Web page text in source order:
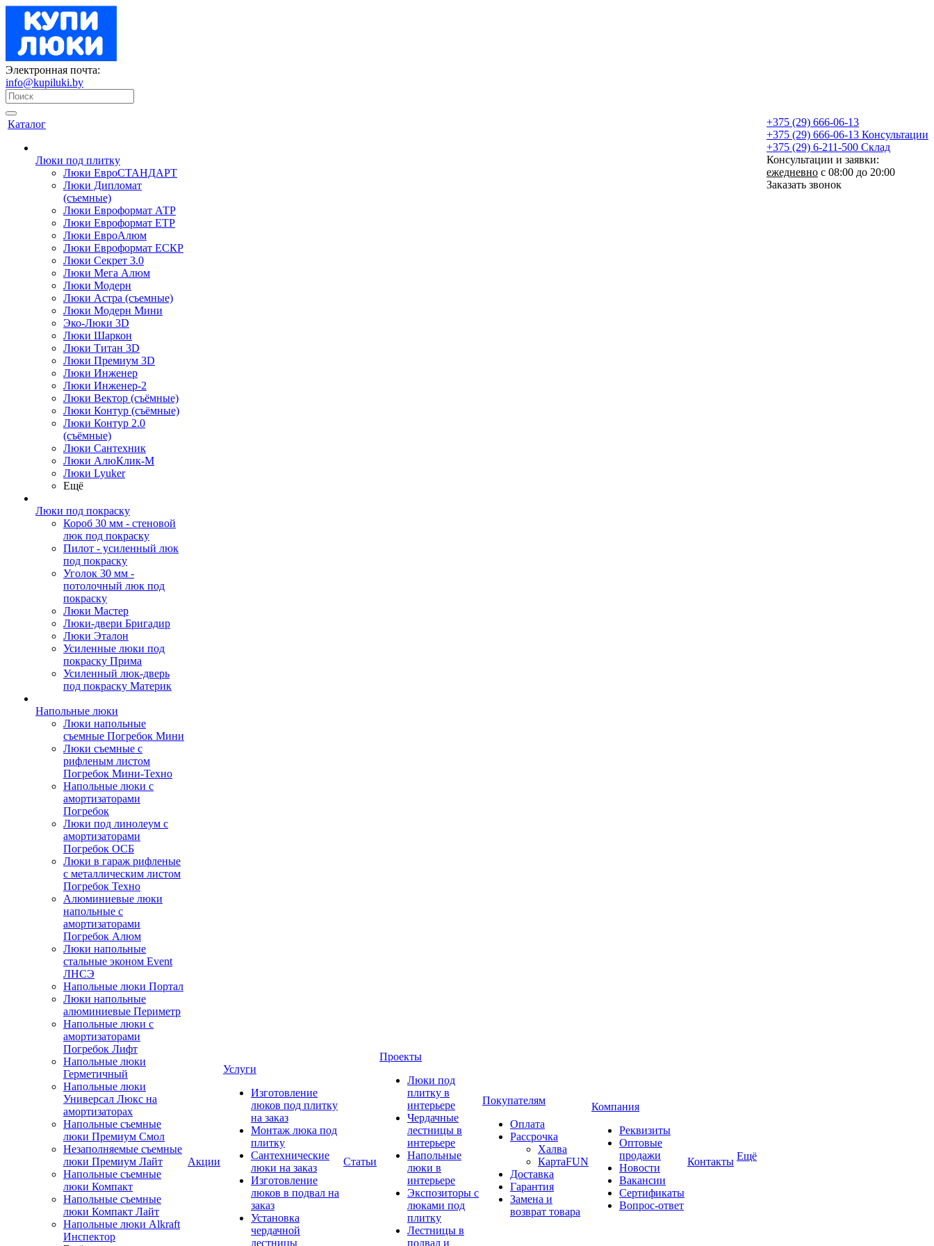
Электронная почта:
info@kupiluki.by
+375 (29) 666-06-13
+375 (29) 666-06-13 Консультации
+375 (29) 6-211-500 Склад
Консультации и заявки:
ежедневно с 08:00 до 20:00
Заказать звонок
Каталог
Люки под плитку
Люки ЕвроСТАНДАРТ
Люки Дипломат
(съемные)
Люки Евроформат АТР
Люки Евроформат ЕТР
Люки ЕвроАлюм
Люки Евроформат ЕСКР
Люки Секрет 3.0
Люки Мега Алюм
Люки Модерн
Люки Астра (съемные)
Люки Модерн Мини
Эко-Люки 3D
Люки Шаркон
Люки Титан 3D
Люки Премиум 3D
Люки Инженер
Люки Инженер-2
Люки Вектор (съёмные)
Люки Контур (съёмные)
Люки Контур 2.0
(съёмные)
Люки Сантехник
Люки АлюКлик-М
Люки Lyuker
Ещё
Люки под покраску
Короб 30 мм - стеновой
люк под покраску
Пилот - усиленный люк
под покраску
Уголок 30 мм -
потолочный люк под
покраску
Люки Мастер
Люки-двери Бригадир
Люки Эталон
Усиленные люки под
покраску Прима
Усиленный люк-дверь
под покраску Материк
Напольные люки
Люки напольные
съемные Погребок Мини
Люки съемные с
рифленым листом
Погребок Мини-Техно
Напольные люки с
амортизаторами
Погребок
Люки под линолеум с
амортизаторами
Погребок ОСБ
Люки в гараж рифленые
с металлическим листом
Погребок Техно
Алюминиевые люки
напольные с
амортизаторами
Погребок Алюм
Люки напольные
стальные эконом Event
ЛНСЭ
Напольные люки Портал
Люки напольные
алюминиевые Периметр
Напольные люки с
амортизаторами
Погребок Лифт
Напольные люки
Герметичный
Напольные люки
Универсал Люкс на
амортизаторах
Напольные съемные
люки Премиум Смол
Незаполняемые съемные
люки Премиум Лайт
Напольные съемные
люки Компакт
Напольные съемные
люки Компакт Лайт
Напольные люки Alkraft
Инспектор
Акции
Услуги
Изготовление
люков под плитку
на заказ
Монтаж люка под
плитку
Сантехнические
люки на заказ
Изготовление
люков в подвал на
заказ
Установка
чердачной
лестницы
Статьи
Проекты
Люки под
плитку в
интерьере
Чердачные
лестницы в
интерьере
Напольные
люки в
интерьере
Экспозиторы с
люками под
плитку
Лестницы в
подвал и
Покупателям
Оплата
Рассрочка
Халва
КартаFUN
Доставка
Гарантия
Замена и
возврат товара
Компания
Реквизиты
Оптовые
продажи
Новости
Вакансии
Сертификаты
Вопрос-ответ
Контакты Ещё